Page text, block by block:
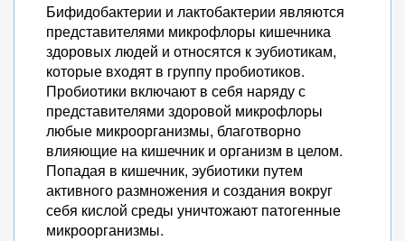
Бифидобактерии и лактобактерии являются
представителями микрофлоры кишечника
здоровых людей и относятся к эубиотикам,
которые входят в группу пробиотиков.
Пробиотики включают в себя наряду с
представителями здоровой микрофлоры
любые микроорганизмы, благотворно
влияющие на кишечник и организм в целом.
Попадая в кишечник, эубиотики путем
активного размножения и создания вокруг
себя кислой среды уничтожают патогенные
микроорганизмы.